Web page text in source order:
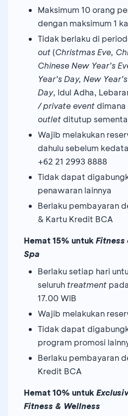
Maksimum 10 orang
dengan maksimum 1
Tidak berlaku di
out(Christmas Eve,
Chinese New Year’s
Year’s Day, New
Day, Idul Adha,
/ private event dimana
outlet ditutup
Wajib melakukan
dahulu sebelum
+62 21 2993 8888
Tidak dapat
penawaran lainnya
Berlaku pembayaran
& Kartu Kredit BCA
Hemat 15% untuk Fitness
Spa
Berlaku setiap hari
seluruh treatment
17.00 WIB
Wajib melakukan
Tidak dapat
program promosi
Berlaku pembayaran
Kredit BCA
Hemat 10% untuk
Fitness & Wellness